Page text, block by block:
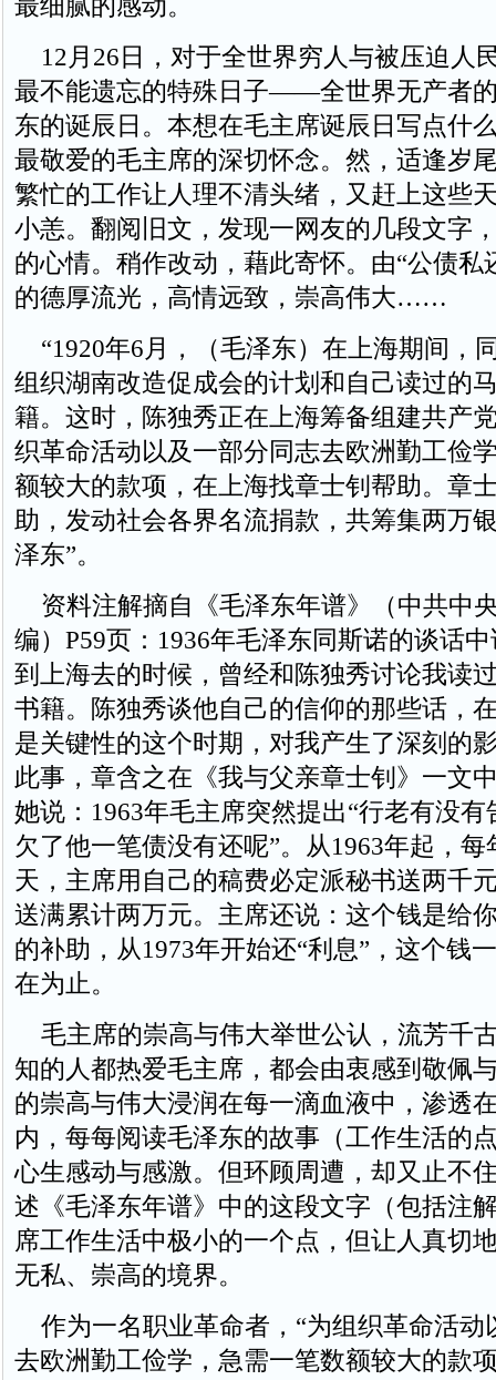
最细腻的感动。
12月26日，对于全世界穷人与被压迫人
最不能遗忘的特殊日子——全世界无产者
东的诞辰日。本想在毛主席诞辰日写点什
最敬爱的毛主席的深切怀念。然，适逢岁
繁忙的工作让人理不清头绪，又赶上这些
小恙。翻阅旧文，发现一网友的几段文字
的心情。稍作改动，藉此寄怀。由“公债私
的德厚流光，高情远致，崇高伟大……
“1920年6月，（毛泽东）在上海期间，
组织湖南改造促成会的计划和自己读过的
籍。这时，陈独秀正在上海筹备组建共产
织革命活动以及一部分同志去欧洲勤工俭
额较大的款项，在上海找章士钊帮助。章
助，发动社会各界名流捐款，共筹集两万
泽东”。
资料注解摘自《毛泽东年谱》（中共中
编）P59页：1936年毛泽东同斯诺的谈话
到上海去的时候，曾经和陈独秀讨论我读
书籍。陈独秀谈他自己的信仰的那些话，
是关键性的这个时期，对我产生了深刻的
此事，章含之在《我与父亲章士钊》一文
她说：1963年毛主席突然提出“行老有没
欠了他一笔债没有还呢”。从1963年起，每
天，主席用自己的稿费必定派秘书送两千
送满累计两万元。主席还说：这个钱是给
的补助，从1973年开始还“利息”，这个钱
在为止。
毛主席的崇高与伟大举世公认，流芳千
知的人都热爱毛主席，都会由衷感到敬佩
的崇高与伟大浸润在每一滴血液中，渗透
内，每每阅读毛泽东的故事（工作生活的
心生感动与感激。但环顾周遭，却又止不
述《毛泽东年谱》中的这段文字（包括注
席工作生活中极小的一个点，但让人真切
无私、崇高的境界。
作为一名职业革命者，“为组织革命活动
去欧洲勤工俭学，急需一笔数额较大的款